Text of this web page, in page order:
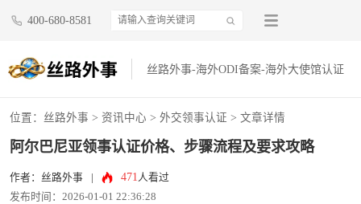
400-680-8581
丝路外事-海外ODI备案-海外大使馆认证
位置： 丝路外事 > 资讯中心 > 外交领事认证 > 文章详情
阿尔巴尼亚领事认证价格、步骤流程及要求攻略
作者：丝路外事 471人看过
发布时间：2026-01-01 22:36:28